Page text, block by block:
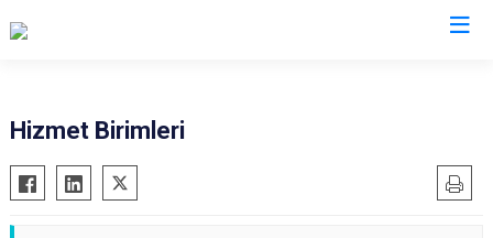
Hizmet Birimleri